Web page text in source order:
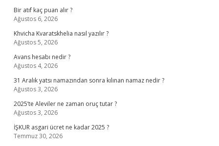
Bir atıf kaç puan alır ?
Ağustos 6, 2026
Khvicha Kvaratskhelia nasıl yazılır ?
Ağustos 5, 2026
Avans hesabı nedir ?
Ağustos 4, 2026
31 Aralık yatsı namazından sonra kılınan namaz nedir ?
Ağustos 3, 2026
2025’te Aleviler ne zaman oruç tutar ?
Ağustos 3, 2026
İŞKUR asgari ücret ne kadar 2025 ?
Temmuz 30, 2026